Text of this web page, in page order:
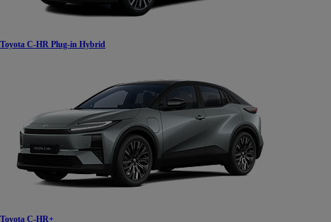
Toyota C-HR Plug-in Hybrid
Toyota C-HR+